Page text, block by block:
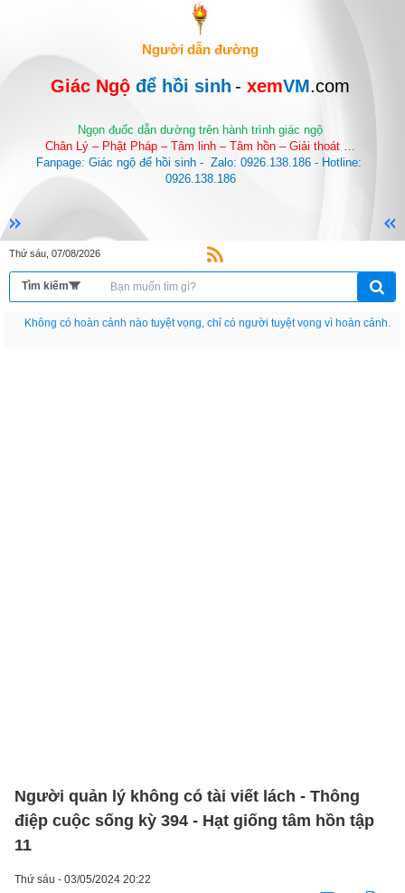
Người dẫn đường
Giác Ngộ để hồi sinh - xemVM.com
Ngọn đuốc dẫn dường trên hành trình giác ngộ
Chân Lý – Phật Pháp – Tâm linh – Tâm hồn – Giải thoát …
Fanpage: Giác ngộ để hồi sinh -  Zalo: 0926.138.186 - Hotline:
0926.138.186
Thứ sáu, 07/08/2026
Nếu như không chịu học tập thì cho dù đi vạn dặm đường cũng chỉ là anh đưa
Người quản lý không có tài viết lách - Thông
điệp cuộc sống kỳ 394 - Hạt giống tâm hồn tập
11
Thứ sáu - 03/05/2024 20:22